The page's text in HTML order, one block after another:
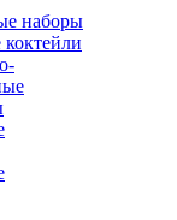
наборы